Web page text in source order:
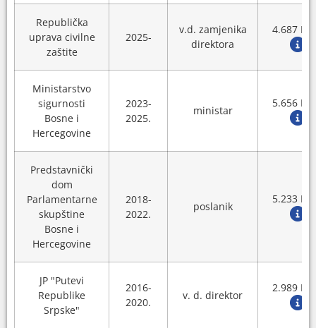
Republička
uprava civilne
zaštite
2025-
v.d. zamjenika
direktora
4.687 KM
Ministarstvo
sigurnosti
Bosne i
Hercegovine
2023-
2025.
ministar
5.656 KM
Predstavnički
dom
Parlamentarne
skupštine
Bosne i
Hercegovine
2018-
2022.
poslanik
5.233 KM
JP "Putevi
Republike
Srpske"
2016-
2020.
v. d. direktor
2.989 KM